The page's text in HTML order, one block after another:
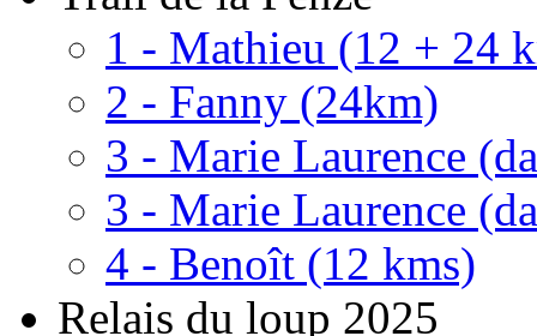
1 - Mathieu (12 + 24
2 - Fanny (24km)
3 - Marie Laurence
3 - Marie Laurence
4 - Benoît (12 kms)
Relais du loup 2025